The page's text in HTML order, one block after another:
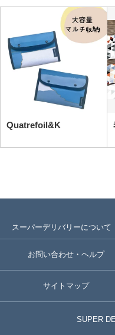
Quatrefoil&K
スーパーデリバリーについて
お問い合わせ・ヘルプ
サイトマップ
SUPER